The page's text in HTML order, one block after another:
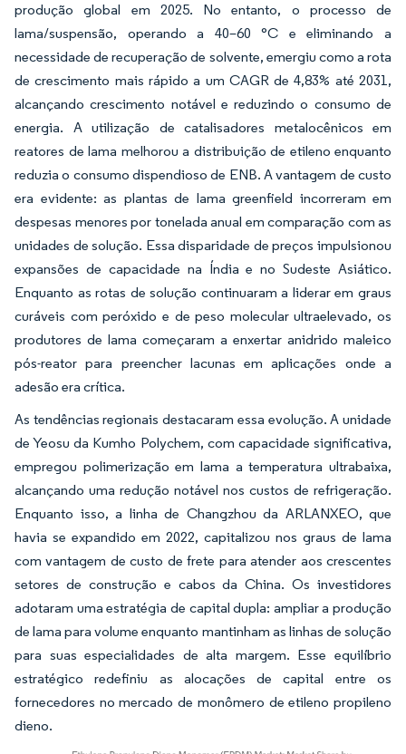
produção global em 2025. No entanto, o processo de
lama/suspensão, operando a 40–60 °C e eliminando a
necessidade de recuperação de solvente, emergiu como a rota
de crescimento mais rápido a um CAGR de 4,83% até 2031,
alcançando crescimento notável e reduzindo o consumo de
energia. A utilização de catalisadores metalocênicos em
reatores de lama melhorou a distribuição de etileno enquanto
reduzia o consumo dispendioso de ENB. A vantagem de custo
era evidente: as plantas de lama greenfield incorreram em
despesas menores por tonelada anual em comparação com as
unidades de solução. Essa disparidade de preços impulsionou
expansões de capacidade na Índia e no Sudeste Asiático.
Enquanto as rotas de solução continuaram a liderar em graus
curáveis com peróxido e de peso molecular ultraelevado, os
produtores de lama começaram a enxertar anidrido maleico
pós-reator para preencher lacunas em aplicações onde a
adesão era crítica.
As tendências regionais destacaram essa evolução. A unidade
de Yeosu da Kumho Polychem, com capacidade significativa,
empregou polimerização em lama a temperatura ultrabaixa,
alcançando uma redução notável nos custos de refrigeração.
Enquanto isso, a linha de Changzhou da ARLANXEO, que
havia se expandido em 2022, capitalizou nos graus de lama
com vantagem de custo de frete para atender aos crescentes
setores de construção e cabos da China. Os investidores
adotaram uma estratégia de capital dupla: ampliar a produção
de lama para volume enquanto mantinham as linhas de solução
para suas especialidades de alta margem. Esse equilíbrio
estratégico redefiniu as alocações de capital entre os
fornecedores no mercado de monômero de etileno propileno
dieno.